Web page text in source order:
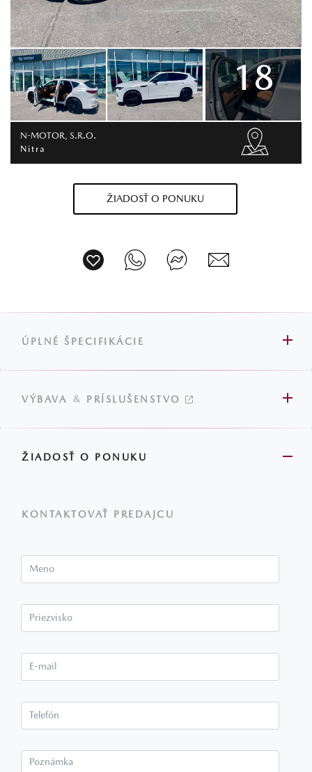
18
N-MOTOR, S.R.O.
Nitra
ŽIADOSŤ O PONUKU
ÚPLNÉ ŠPECIFIKÁCIE
VÝBAVA & PRÍSLUŠENSTVO
ŽIADOSŤ O PONUKU
KONTAKTOVAŤ PREDAJCU